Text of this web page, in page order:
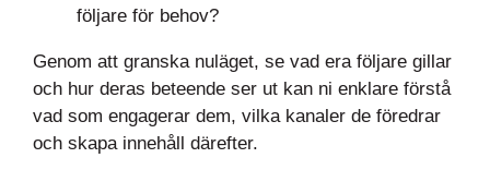
följare för behov?
Genom att granska nuläget, se vad era följare gillar
och hur deras beteende ser ut kan ni enklare förstå
vad som engagerar dem, vilka kanaler de föredrar
och skapa innehåll därefter.